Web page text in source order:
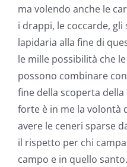
ma volendo anche le
i drappi, le coccarde,
lapidaria alla fine di
le mille possibilità che
possono combinare
fine della scoperta
forte è in me la volontà
avere le ceneri sparse
il rispetto per chi
campo e in quello santo.